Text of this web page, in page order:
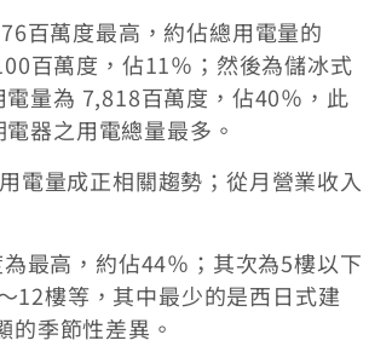
百萬度最高，約佔總用電量的
百萬度，佔11％；然後為儲冰式
量為 7,818百萬度，佔40％，此
器之用電總量最多。
電量成正相關趨勢；從月營業收入
最高，約佔44％；其次為5樓以下
12樓等，其中最少的是西日式建
季節性差異。